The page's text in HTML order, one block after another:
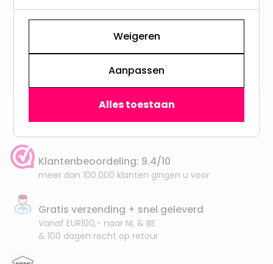
Op voorraad,
Vandaag verzonden
Klantenbeoordeling: 9.4/10
meer dan 100.000 klanten gingen u voor
Gratis verzending + snel geleverd
Vanaf EUR100,- naar NL & BE
& 100 dagen recht op retour
Weigeren
Aanpassen
Alles toestaan